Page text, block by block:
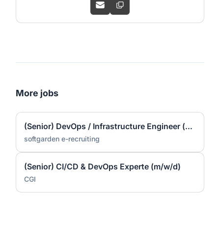
More jobs
(Senior) DevOps / Infrastructure Engineer (m/f/d) – Linux
softgarden e-recruiting
(Senior) CI/CD & DevOps Experte (m/w/d)
CGI